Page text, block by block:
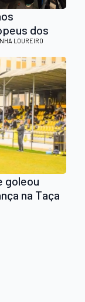
dos
agricultura
LOUREIRO
goleou
na Taça